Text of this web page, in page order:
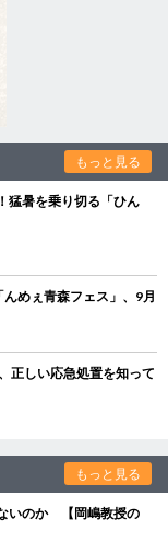
もっと見る
猛暑を乗り切る「ひん
めぇ青森フェス」、9月
正しい応急処置を知って
もっと見る
いのか 【岡嶋教授の